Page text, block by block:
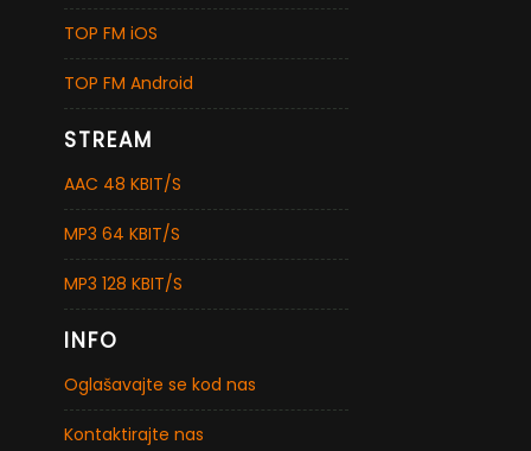
TOP FM iOS
TOP FM Android
STREAM
AAC 48 KBIT/S
MP3 64 KBIT/S
MP3 128 KBIT/S
INFO
Oglašavajte se kod nas
Kontaktirajte nas